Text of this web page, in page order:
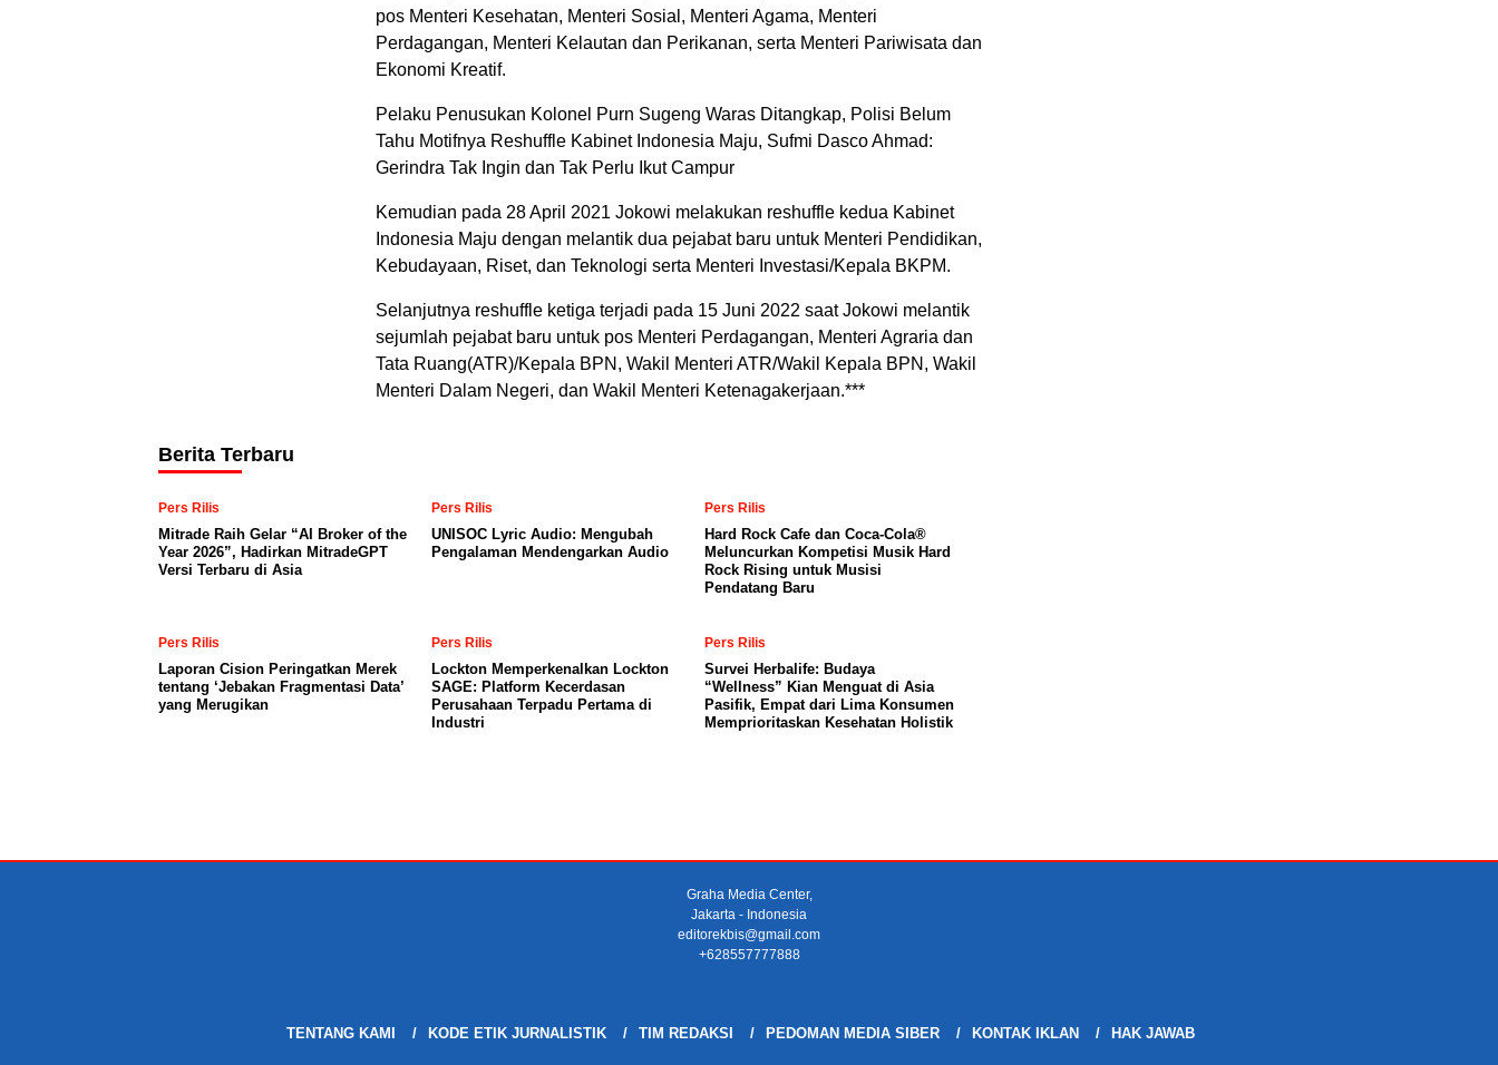
pos Menteri Kesehatan, Menteri Sosial, Menteri Agama, Menteri
Perdagangan, Menteri Kelautan dan Perikanan, serta Menteri Pariwisata dan
Ekonomi Kreatif.
Pelaku Penusukan Kolonel Purn Sugeng Waras Ditangkap, Polisi Belum
Tahu Motifnya Reshuffle Kabinet Indonesia Maju, Sufmi Dasco Ahmad:
Gerindra Tak Ingin dan Tak Perlu Ikut Campur
Kemudian pada 28 April 2021 Jokowi melakukan reshuffle kedua Kabinet
Indonesia Maju dengan melantik dua pejabat baru untuk Menteri Pendidikan,
Kebudayaan, Riset, dan Teknologi serta Menteri Investasi/Kepala BKPM.
Selanjutnya reshuffle ketiga terjadi pada 15 Juni 2022 saat Jokowi melantik
sejumlah pejabat baru untuk pos Menteri Perdagangan, Menteri Agraria dan
Tata Ruang(ATR)/Kepala BPN, Wakil Menteri ATR/Wakil Kepala BPN, Wakil
Menteri Dalam Negeri, dan Wakil Menteri Ketenagakerjaan.***
Berita Terbaru
Pers Rilis
Mitrade Raih Gelar “AI Broker of the
Year 2026”, Hadirkan MitradeGPT
Versi Terbaru di Asia
Pers Rilis
UNISOC Lyric Audio: Mengubah
Pengalaman Mendengarkan Audio
Pers Rilis
Hard Rock Cafe dan Coca-Cola®
Meluncurkan Kompetisi Musik Hard
Rock Rising untuk Musisi
Pendatang Baru
Pers Rilis
Laporan Cision Peringatkan Merek
tentang ‘Jebakan Fragmentasi Data’
yang Merugikan
Pers Rilis
Lockton Memperkenalkan Lockton
SAGE: Platform Kecerdasan
Perusahaan Terpadu Pertama di
Industri
Pers Rilis
Survei Herbalife: Budaya
“Wellness” Kian Menguat di Asia
Pasifik, Empat dari Lima Konsumen
Memprioritaskan Kesehatan Holistik
Graha Media Center,
Jakarta - Indonesia
editorekbis@gmail.com
+628557777888
TENTANG KAMI KODE ETIK JURNALISTIK TIM REDAKSI PEDOMAN MEDIA SIBER KONTAK IKLAN HAK JAWAB